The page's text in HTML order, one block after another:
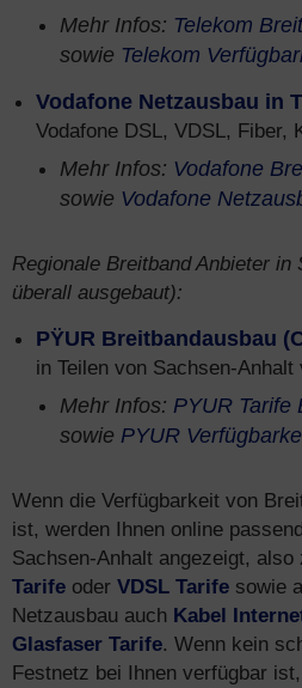
Mehr Infos: Telekom
sowie Telekom
Vodafone Netzausbau in
Vodafone DSL, VDSL, Fiber,
Mehr Infos: Vodafone
sowie Vodafone
Regionale Breitband Anbieter
überall ausgebaut):
PŸUR Breitbandausbau
in Teilen von Sachsen-Anhalt
Mehr Infos: PYUR Tarife
sowie PYUR
Wenn die Verfügbarkeit von
ist, werden Ihnen online
Sachsen-Anhalt angezeigt, also
Tarife oder VDSL Tarife sowie
Netzausbau auch Kabel
Glasfaser Tarife. Wenn kein
Festnetz bei Ihnen verfügbar